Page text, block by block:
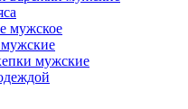
мужское
мужские